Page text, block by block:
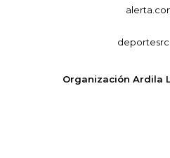
Organización Ardila